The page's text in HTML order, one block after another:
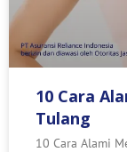
10 Cara
Tulang
10 Cara Alami